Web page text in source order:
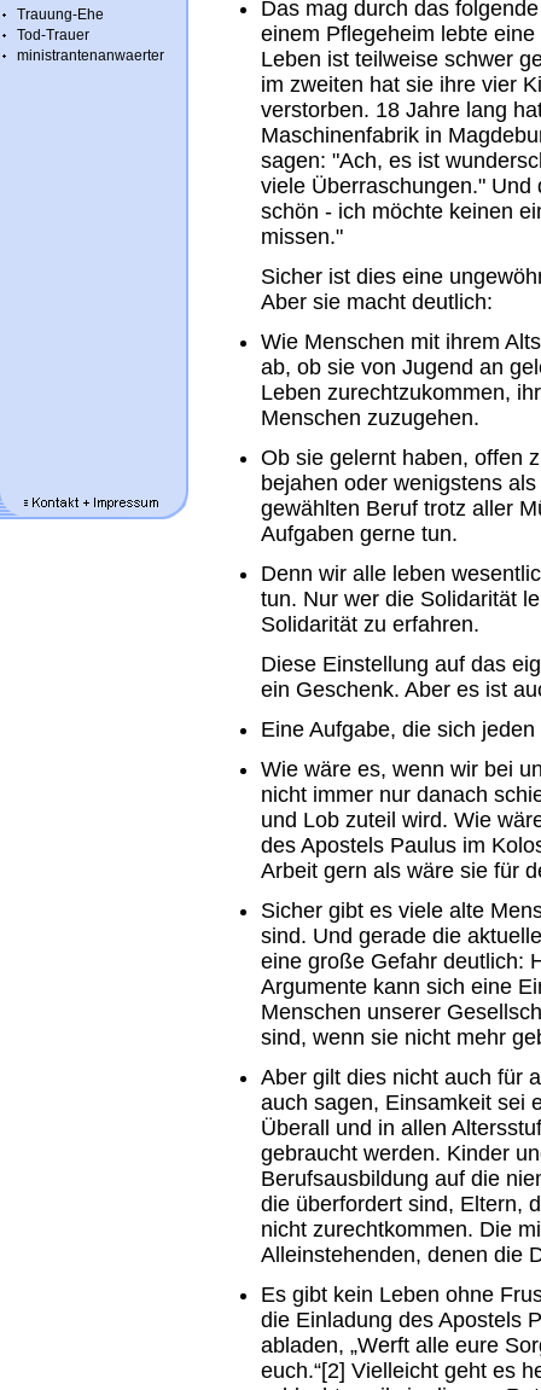
Trauung-Ehe
Tod-Trauer
ministrantenanwaerter
Das mag durch das
einem Pflegeheim lebte
Leben ist teilweise schwer
im zweiten hat sie ihre vier
verstorben. 18 Jahre lang
Maschinenfabrik in
sagen: "Ach, es ist
viele Überraschungen."
schön ‑ ich möchte keinen
missen."
Sicher ist dies eine
Aber sie macht deutlich:
Wie Menschen mit ihrem
ab, ob sie von Jugend an
Leben zurechtzukommen,
Menschen zuzugehen.
Ob sie gelernt haben, offen
bejahen oder wenigstens
gewählten Beruf trotz aller
Aufgaben gerne tun.
Denn wir alle leben
tun. Nur wer die Solidarität
Solidarität zu erfahren.
Diese Einstellung auf das
ein Geschenk. Aber es ist
Eine Aufgabe, die sich
Wie wäre es, wenn wir bei
nicht immer nur danach
und Lob zuteil wird. Wie
des Apostels Paulus im
Arbeit gern als wäre sie für
Sicher gibt es viele alte
sind. Und gerade die
eine große Gefahr deutlich:
Argumente kann sich eine
Menschen unserer
sind, wenn sie nicht mehr
Aber gilt dies nicht auch für
auch sagen, Einsamkeit sei
Überall und in allen
gebraucht werden. Kinder
Berufsausbildung auf die
die überfordert sind, Eltern,
nicht zurechtkommen. Die
Alleinstehenden, denen die
Es gibt kein Leben ohne
die Einladung des Apostels
abladen, „Werft alle eure
euch.“[2] Vielleicht geht es